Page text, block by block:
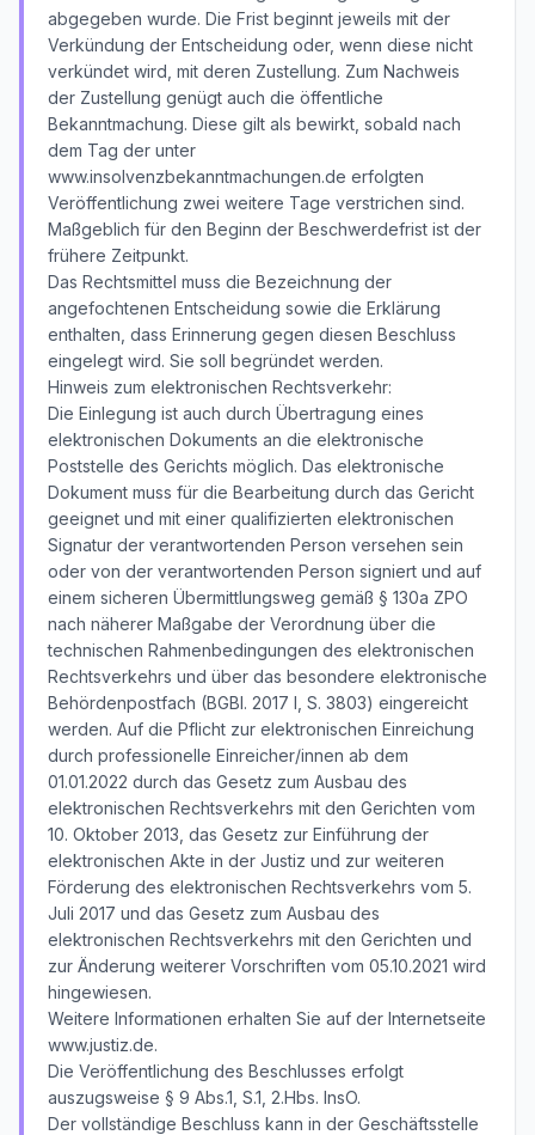
abgegeben wurde. Die Frist beginnt jeweils mit der
Verkündung der Entscheidung oder, wenn diese nicht
verkündet wird, mit deren Zustellung. Zum Nachweis
der Zustellung genügt auch die öffentliche
Bekanntmachung. Diese gilt als bewirkt, sobald nach
dem Tag der unter
www.insolvenzbekanntmachungen.de erfolgten
Veröffentlichung zwei weitere Tage verstrichen sind.
Maßgeblich für den Beginn der Beschwerdefrist ist der
frühere Zeitpunkt.
Das Rechtsmittel muss die Bezeichnung der
angefochtenen Entscheidung sowie die Erklärung
enthalten, dass Erinnerung gegen diesen Beschluss
eingelegt wird. Sie soll begründet werden.
Hinweis zum elektronischen Rechtsverkehr:
Die Einlegung ist auch durch Übertragung eines
elektronischen Dokuments an die elektronische
Poststelle des Gerichts möglich. Das elektronische
Dokument muss für die Bearbeitung durch das Gericht
geeignet und mit einer qualifizierten elektronischen
Signatur der verantwortenden Person versehen sein
oder von der verantwortenden Person signiert und auf
einem sicheren Übermittlungsweg gemäß § 130a ZPO
nach näherer Maßgabe der Verordnung über die
technischen Rahmenbedingungen des elektronischen
Rechtsverkehrs und über das besondere elektronische
Behördenpostfach (BGBl. 2017 I, S. 3803) eingereicht
werden. Auf die Pflicht zur elektronischen Einreichung
durch professionelle Einreicher/innen ab dem
01.01.2022 durch das Gesetz zum Ausbau des
elektronischen Rechtsverkehrs mit den Gerichten vom
10. Oktober 2013, das Gesetz zur Einführung der
elektronischen Akte in der Justiz und zur weiteren
Förderung des elektronischen Rechtsverkehrs vom 5.
Juli 2017 und das Gesetz zum Ausbau des
elektronischen Rechtsverkehrs mit den Gerichten und
zur Änderung weiterer Vorschriften vom 05.10.2021 wird
hingewiesen.
Weitere Informationen erhalten Sie auf der Internetseite
www.justiz.de.
Die Veröffentlichung des Beschlusses erfolgt
auszugsweise § 9 Abs.1, S.1, 2.Hbs. InsO.
Der vollständige Beschluss kann in der Geschäftsstelle